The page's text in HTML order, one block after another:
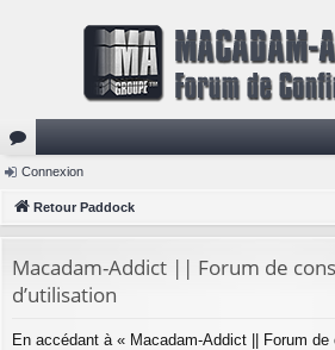
or
u
s
Connexion
Retour Paddock
Macadam-Addict || Forum de
d’utilisation
En accédant à « Macadam-Addict || Forum